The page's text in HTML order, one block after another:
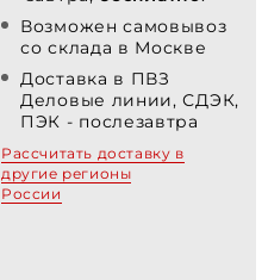
Возможен самовывоз
со склада в Москве
Доставка в ПВЗ
Деловые линии, СДЭК,
ПЭК - послезавтра
Рассчитать доставку в
другие регионы
России